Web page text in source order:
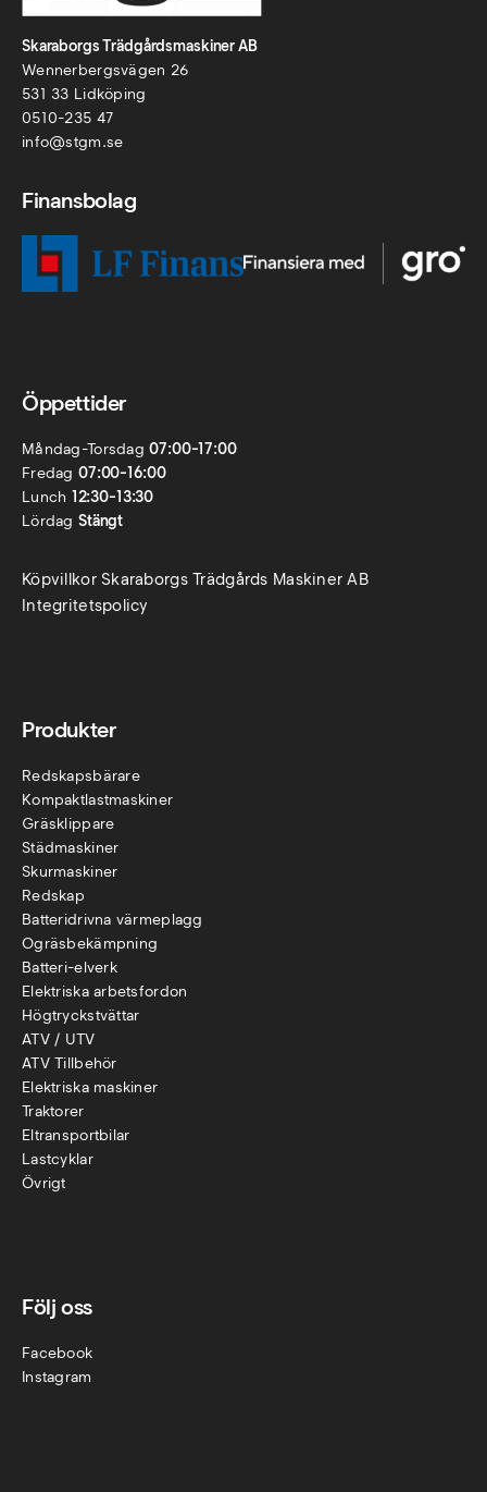
Skaraborgs Trädgårdsmaskiner AB
Wennerbergsvägen 26
531 33 Lidköping
0510-235 47
info@stgm.se
Finansbolag
Öppettider
Måndag-Torsdag07:00-17:00
Fredag 07:00-16:00
Lunch 12:30-13:30
Lördag Stängt
Köpvillkor Skaraborgs Trädgårds Maskiner AB
Integritetspolicy
Produkter
Redskapsbärare
Kompaktlastmaskiner
Gräsklippare
Städmaskiner
Skurmaskiner
Redskap
Batteridrivna värmeplagg
Ogräsbekämpning
Batteri-elverk
Elektriska arbetsfordon
Högtryckstvättar
ATV / UTV
ATV Tillbehör
Elektriska maskiner
Traktorer
Eltransportbilar
Lastcyklar
Övrigt
Följ oss
Facebook
Instagram